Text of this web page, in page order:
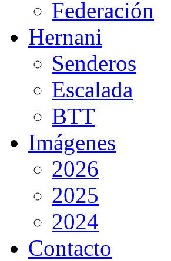
Federación
Hernani
Senderos
Escalada
BTT
Imágenes
2026
2025
2024
Contacto